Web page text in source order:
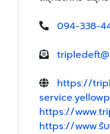
094-338-
https://
https://
https://www.รับ